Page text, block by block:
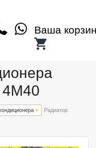
Ваша
Радиатор